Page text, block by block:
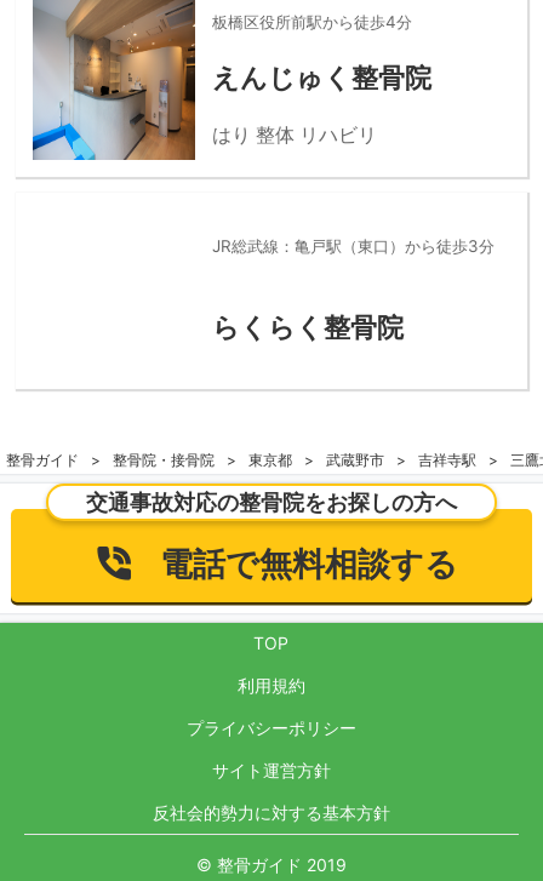
板橋区役所前駅から徒歩4分
えんじゅく整骨院
はり 整体 リハビリ
JR総武線：亀戸駅（東口）から徒歩3分
らくらく整骨院
整骨ガイド 整骨院・接骨院 東京都 武蔵野市 吉祥寺駅 三
交通事故対応の整骨院をお探しの方へ
電話で無料相談する
TOP
利用規約
プライバシーポリシー
サイト運営方針
反社会的勢力に対する基本方針
© 整骨ガイド 2019